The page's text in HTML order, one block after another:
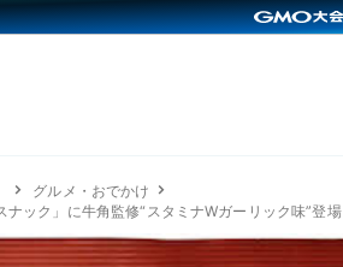
グルメ・おでかけ
ナック」に牛角監修“スタミナWガーリック味”登場